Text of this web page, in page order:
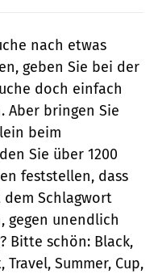
nach etwas
geben Sie bei der
doch einfach
Aber bringen Sie
beim
Sie über 1200
feststellen, dass
Schlagwort
gegen unendlich
Bitte schön: Black,
Summer, Cup,